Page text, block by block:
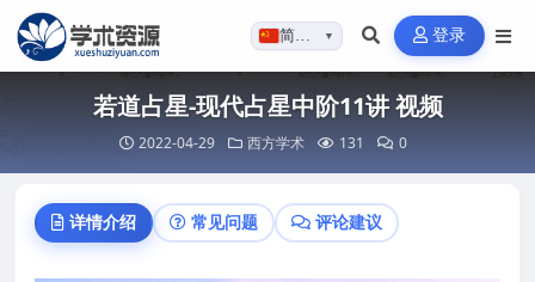
简体…▼ 登录
若道占星-现代占星中阶11讲 视频
2022-04-29 西方学术 131 0
详情介绍 常见问题 评论建议